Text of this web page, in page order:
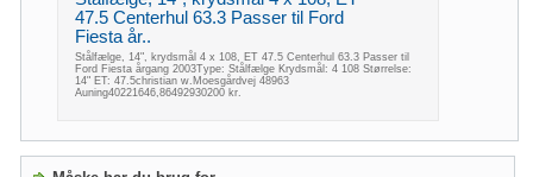
47.5 Centerhul 63.3 Passer til Ford
Fiesta år..
Stålfælge, 14", krydsmål 4 x 108, ET 47.5 Centerhul 63.3 Passer til
Ford Fiesta årgang 2003Type: Stålfælge Krydsmål: 4 108 Størrelse:
14" ET: 47.5christian w.Moesgårdvej 48963
Auning40221646,86492930200 kr.